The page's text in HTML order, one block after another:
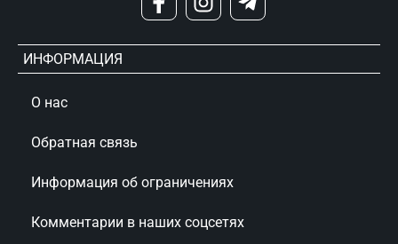
ИНФОРМАЦИЯ
О нас
Обратная связь
Информация об ограничениях
Комментарии в наших соцсетях